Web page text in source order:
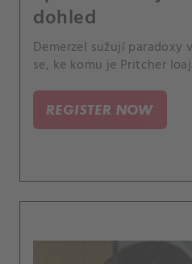
dohled
Demerzel sužují paradoxy
se, ke komu je Pritcher
REGISTER NOW